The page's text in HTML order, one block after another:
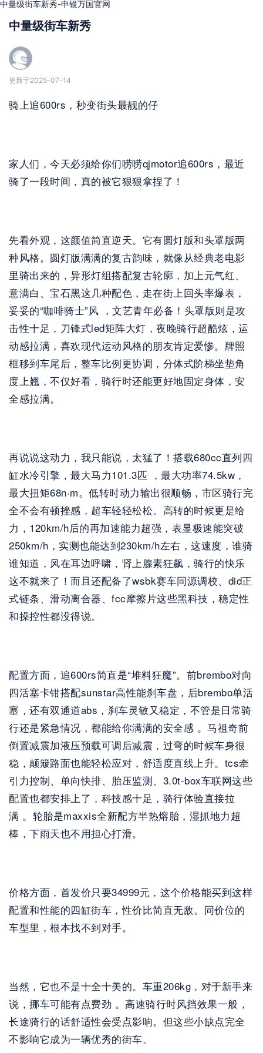
中量级街车新秀-申银万国官网
中量级街车新秀
更新于2025-07-14
骑上追600rs，秒变街头最靓的仔
家人们，今天必须给你们唠唠qjmotor追600rs，最近
骑了一段时间，真的被它狠狠拿捏了！
先看外观，这颜值简直逆天。它有圆灯版和头罩版两
种风格。圆灯版满满的复古韵味，就像从经典老电影
里骑出来的，异形灯组搭配复古轮廓，加上元气红、
意满白、宝石黑这几种配色，走在街上回头率爆表，
妥妥的“咖啡骑士”风 ，文艺青年必备！头罩版则是攻
击性十足，刀锋式led矩阵大灯，夜晚骑行超酷炫，运
动感拉满，喜欢现代运动风格的朋友肯定爱惨。牌照
框移到车尾后，整车比例更协调，分体式阶梯坐垫角
度上翘，不仅好看，骑行时还能更好地固定身体，安
全感拉满。
再说说这动力，我只能说，太猛了！搭载680cc直列四
缸水冷引擎，最大马力101.3匹 ，最大功率74.5kw，
最大扭矩68n·m。低转时动力输出很顺畅，市区骑行完
全不会有顿挫感，超车轻轻松松。高转的时候更是给
力，120km/h后的再加速能力超强，表显极速能突破
250km/h，实测也能达到230km/h左右，这速度，谁骑
谁知道，风在耳边呼啸，肾上腺素狂飙，骑行的快乐
这不就来了！而且还配备了wsbk赛车同源调校、did正
式链条、滑动离合器、fcc摩擦片这些黑科技，稳定性
和操控性都没得说。
配置方面，追600rs简直是“堆料狂魔”。前brembo对向
四活塞卡钳搭配sunstar高性能刹车盘，后brembo单活
塞，还有双通道abs，刹车灵敏又稳定，不管是日常骑
行还是紧急情况，都能给你满满的安全感 。马祖奇前
倒置减震加液压预载可调后减震，过弯的时候车身很
稳，颠簸路面也能轻松应对，舒适度直线上升。tcs牵
引力控制、单向快排、胎压监测、3.0t-box车联网这些
配置也都安排上了，科技感十足，骑行体验直接拉
满 。轮胎是maxxis全新配方半热熔胎，湿抓地力超
棒，下雨天也不用担心打滑。
价格方面，首发价只要34999元，这个价格能买到这样
配置和性能的四缸街车，性价比简直无敌。同价位的
车型里，根本找不到对手。
当然，它也不是十全十美的。车重206kg，对于新手来
说，挪车可能有点费劲 。高速骑行时风挡效果一般，
长途骑行的话舒适性会受点影响。但这些小缺点完全
不影响它成为一辆优秀的街车。